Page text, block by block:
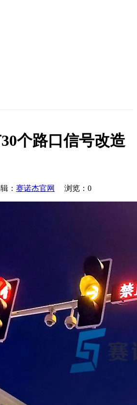
个路口信号改造
： 赛诺杰官网 浏览： 0